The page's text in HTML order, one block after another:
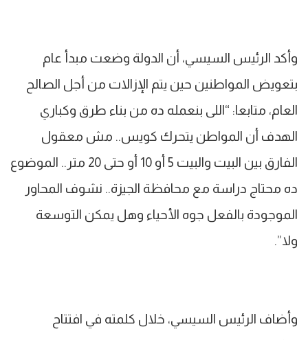
وأكد الرئيس السيسي، أن الدولة وضعت مبدأ عام
بتعويض المواطنين حين يتم الإزالات من أجل الصالح
العام، متابعا: “اللى بنعمله ده من بناء طرق وكباري
الهدف أن المواطن يتحرك كويس.. مش معقول
الفارق بين البيت والبيت 5 أو 10 أو حتى 20 متر.. الموضوع
ده محتاج دراسة مع محافظة الجيزة.. نشوف المحاور
الموجودة بالفعل جوه الأحياء وهل يمكن التوسعة
ولا”.
وأضاف الرئيس السيسي، خلال كلمته في افتتاح